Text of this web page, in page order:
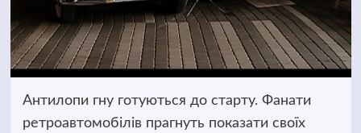
Антилопи гну готуються до старту. Фанати
ретроавтомобілів прагнуть показати своїх